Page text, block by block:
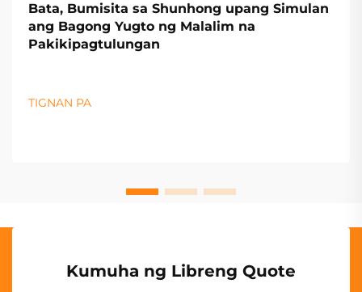
Bata, Bumisita sa Shunhong upang Simulan
ang Bagong Yugto ng Malalim na
Pakikipagtulungan
TIGNAN PA
Kumuha ng Libreng Quote